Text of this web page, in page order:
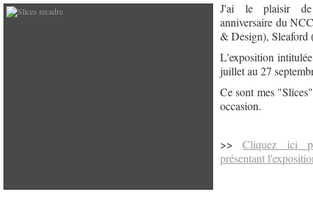
J'ai le plaisir de
anniversaire du
& Design), Sleaford
L'exposition
juillet au 27
Ce sont mes
occasion.
>>Cliquez ici
présentant